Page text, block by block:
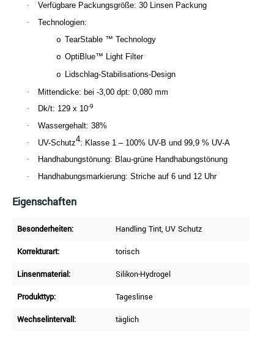
·
Verfügbare Packungsgröße: 30 Linsen Packung
·
Technologien:
o TearStable ™ Technology
o OptiBlue™ Light Filter
o
Lidschlag-Stabilisations-Design
·
Mittendicke: bei -3,00 dpt: 0,080 mm
·
Dk/t: 129 x 10-9
·
Wassergehalt: 38%
·
UV-Schutz4: Klasse 1 – 100% UV-B und 99,9 % UV-A
·
Handhabungstönung: Blau-grüne Handhabungstönung
·
Handhabungsmarkierung: Striche auf 6 und 12 Uhr
Eigenschaften
Besonderheiten: Handling Tint, UV Schutz
Korrekturart:
torisch
Linsenmaterial:
Silikon-Hydrogel
Produkttyp:
Tageslinse
Wechselintervall:
täglich